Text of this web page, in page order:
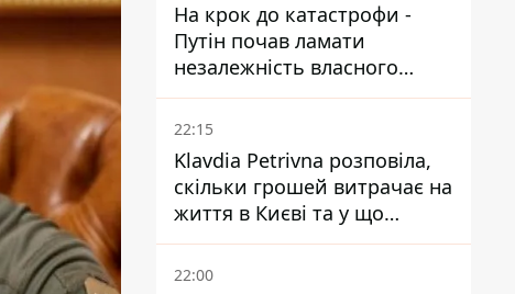
На крок до катастрофи -
Путін почав ламати
незалежність власного
Центробанку, змусивши
знизити базову ставку
22:15
Klavdia Petrivna розповіла,
скільки грошей витрачає на
життя в Києві та у що
вкладає мільйони
22:00